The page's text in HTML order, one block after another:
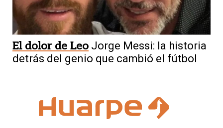
El dolor de Leo Jorge Messi: la historia
detrás del genio que cambió el fútbol